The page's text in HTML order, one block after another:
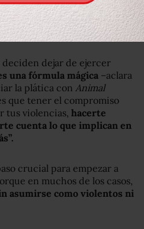
Un terapeuta de
que deciden dejar de
deciden dejar de ejercer
una fórmula mágica –aclara
la plática con Animal
que tener el compromiso
tus violencias, hacerte
cuenta lo que implican en
crucial para empezar a
en muchos de los casos,
asumirse como violentos ni